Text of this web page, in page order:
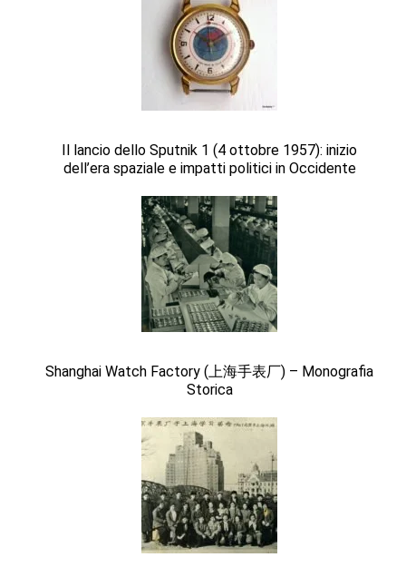
Il lancio dello Sputnik 1 (4 ottobre 1957): inizio
dell’era spaziale e impatti politici in Occidente
Shanghai Watch Factory (上海手表厂) – Monografia
Storica